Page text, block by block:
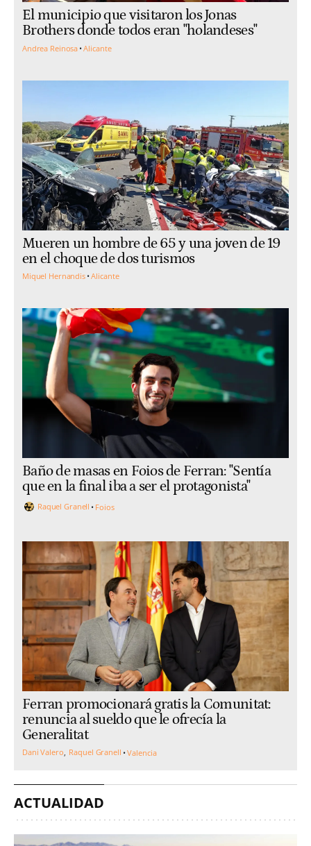
El municipio que visitaron los Jonas
Brothers donde todos eran "holandeses"
Andrea Reinosa Alicante
Mueren un hombre de 65 y una joven de 19
en el choque de dos turismos
Miquel Hernandis Alicante
Baño de masas en Foios de Ferran: "Sentía
que en la final iba a ser el protagonista"
Raquel Granell Foios
Ferran promocionará gratis la Comunitat:
renuncia al sueldo que le ofrecía la
Generalitat
Dani Valero Raquel Granell Valencia
ACTUALIDAD